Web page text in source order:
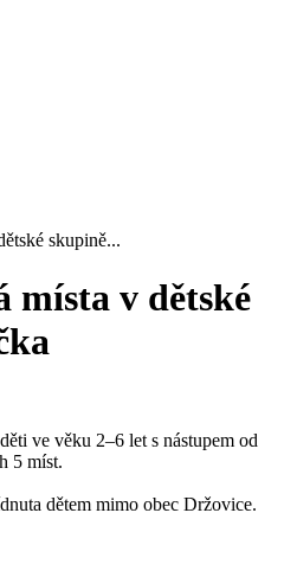
skupině...
místa v dětské
ve věku 2–6 let s nástupem od
5 míst.
dětem mimo obec Držovice.